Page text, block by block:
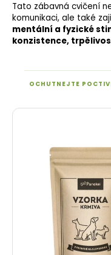
Tato zábavná cvičení
komunikaci, ale také
mentální a fyzické
konzistence,